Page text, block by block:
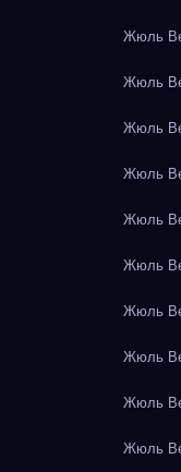
Жюль
Жюль
Жюль
Жюль
Жюль
Жюль
Жюль
Жюль
Жюль
Жюль